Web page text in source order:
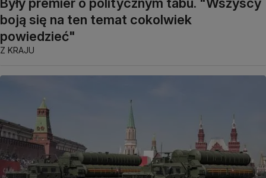
boją się na ten temat cokolwiek
powiedzieć"
Z KRAJU